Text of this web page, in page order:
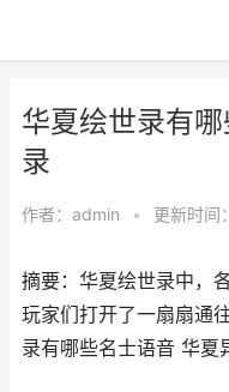
华夏绘世录有
录
作者： admin • 更新时
摘要：华夏绘世录中，
玩家们打开了一扇扇通
录有哪些名士语音 华夏